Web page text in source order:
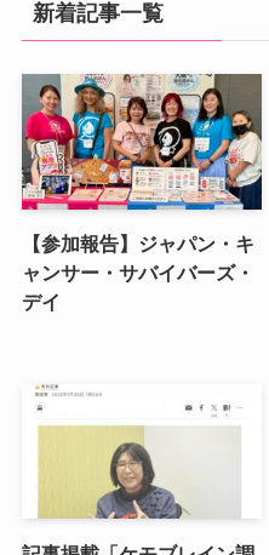
新着記事一覧
【参加報告】ジャパン・キ
ャンサー・サバイバーズ・
デイ